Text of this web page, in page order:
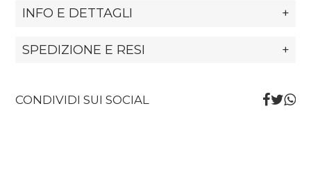
INFO E DETTAGLI +
SPEDIZIONE E RESI +
CONDIVIDI SUI SOCIAL